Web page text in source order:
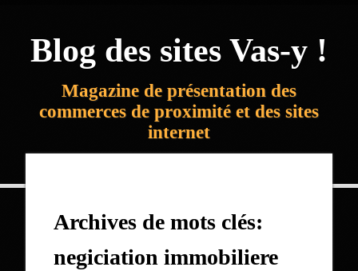
Blog des sites Vas-y !
Magazine de présentation des
commerces de proximité et des sites
internet
Archives de mots clés:
negiciation immobiliere